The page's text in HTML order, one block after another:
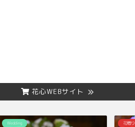
花心WEBサイト
Wedding 花贈り